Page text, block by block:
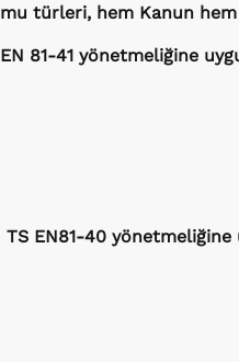
türleri, hem Kanun hem
81-41 yönetmeliğine
TS EN81-40